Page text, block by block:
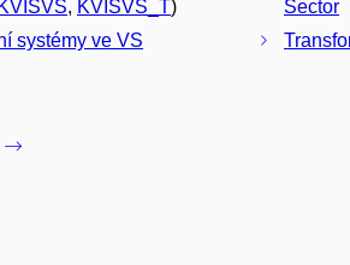
KVISVS, KVISVS_T)
systémy ve VS
Sector